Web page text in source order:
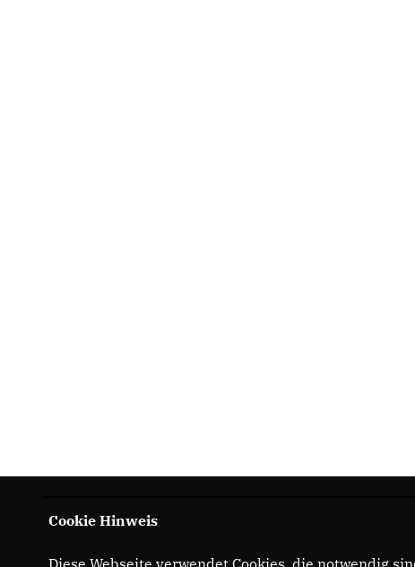
Cookie Hinweis
Diese Webseite verwendet Cookies, die notwendig